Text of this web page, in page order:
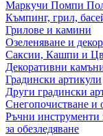
Маркучи Помпи
Къмпинг, грил,
Грилове и камини
Озеленяване и
Саксии, Кашпи и
Декоративни
Градински артикули
Други градински
Снегопочистване и
Ръчни инструменти
за обезледяване